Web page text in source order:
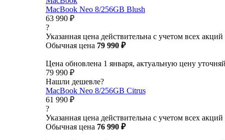
MacBook Neo 8/256GB Blush
63 990 ₽
?
Указанная цена действительна с учетом всех акций
Обычная цена 79 990 ₽
Цена обновлена 1 января, актуальную цену
79 990 ₽
Нашли дешевле?
MacBook Neo 8/256GB Citrus
61 990 ₽
?
Указанная цена действительна с учетом всех акций
Обычная цена 76 990 ₽